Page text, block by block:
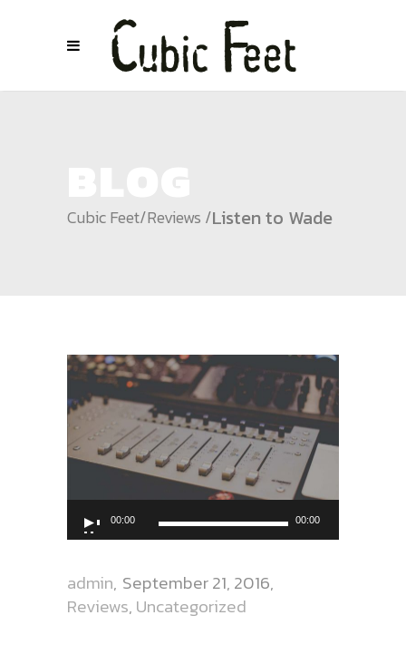
Cubic Feet/Reviews /Listen to Wade
Player
00:00 00:00
admin September 21, 2016
Reviews, Uncategorized